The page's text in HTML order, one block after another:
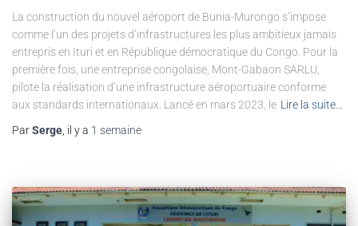
La construction du nouvel aéroport de Bunia-Murongo s’impose
comme l’un des projets d’infrastructures les plus ambitieux jamais
entrepris en Ituri et en République démocratique du Congo. Pour la
première fois, une entreprise congolaise, Mont-Gabaon SARLU,
pilote la réalisation d’une infrastructure aéroportuaire conforme
aux standards internationaux. Lancé en mars 2023, le Lire la suite…
ParSerge , il y a 1 semaine